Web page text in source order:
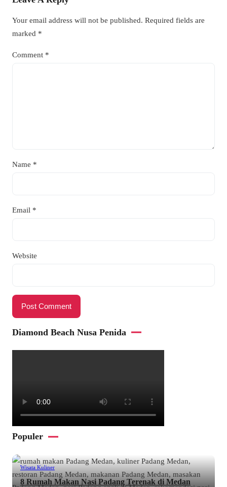
Your email address will not be published. Required fields are
marked *
Comment *
Name *
Email *
Website
Diamond Beach Nusa Penida
Populer
Wisata Kuliner
8 Rumah Makan Nasi Padang Terenak di Medan